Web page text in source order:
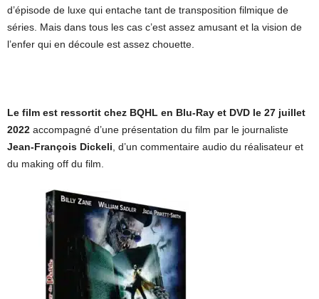
d’épisode de luxe qui entache tant de transposition filmique de
séries. Mais dans tous les cas c’est assez amusant et la vision de
l’enfer qui en découle est assez chouette.
Le film est ressortit chez BQHL en Blu-Ray et DVD le 27 juillet
2022 accompagné d’une présentation du film par le journaliste
Jean-François Dickeli , d’un commentaire audio du réalisateur et
du making off du film.